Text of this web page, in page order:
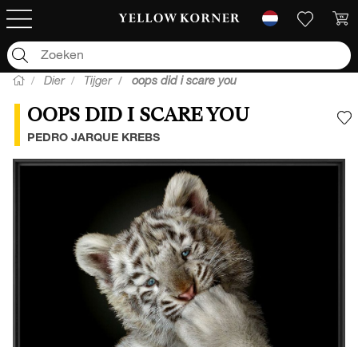
Dier Tijger oops did i scare you
OOPS DID I SCARE YOU
PEDRO JARQUE KREBS